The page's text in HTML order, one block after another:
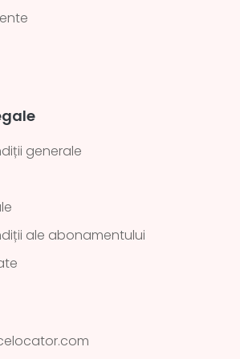
generale
ale abonamentului